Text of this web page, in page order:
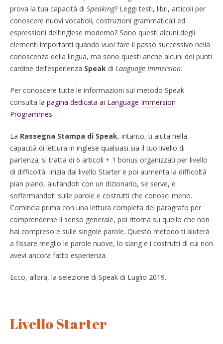
prova la tua capacità di Speaking? Leggi testi, libri, articoli per
conoscere nuovi vocaboli, costruzioni grammaticali ed
espressioni dell’inglese moderno? Sono questi alcuni degli
elementi importanti quando vuoi fare il passo successivo nella
conoscenza della lingua, ma sono questi anche alcuni dei punti
cardine dell’esperienza Speak di Language Immersion.
Per conoscere tutte le informazioni sul metodo Speak
consulta la pagina dedicata ai Language Immersion
Programmes.
La Rassegna Stampa di Speak, intanto, ti aiuta nella
capacità di lettura in inglese qualsiasi sia il tuo livello di
partenza; si tratta di 6 articoli + 1 bonus organizzati per livello
di difficoltà. Inizia dal livello Starter e poi aumenta la difficoltà
pian piano, aiutandoti con un dizionario, se serve, e
soffermandoti sulle parole e costrutti che conosci meno.
Comincia prima con una lettura completa del paragrafo per
comprenderne il senso generale, poi ritorna su quello che non
hai compreso e sulle singole parole. Questo metodo ti aiuterà
a fissare meglio le parole nuove, lo slang e i costrutti di cui non
avevi ancora fatto esperienza.
Ecco, allora, la selezione di Speak di Luglio 2019.
Livello Starter